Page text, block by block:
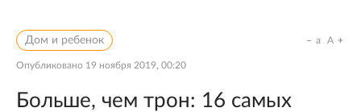
Дом и ребенок
Опубликовано 19 ноября 2019, 00:20
a A
Больше, чем трон: 16 самых